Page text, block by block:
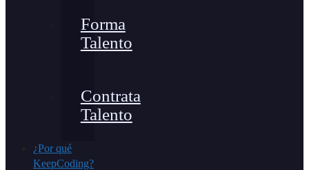
Forma
Talento
Contrata
Talento
¿Por qué
KeepCoding?